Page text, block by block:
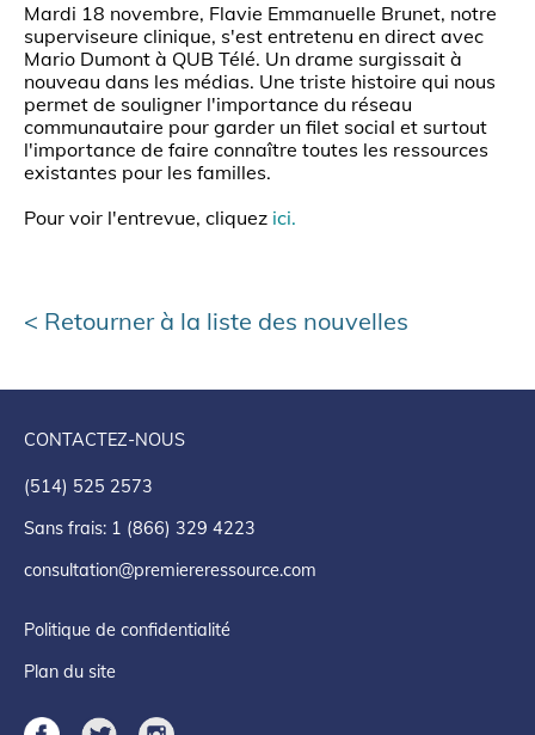
Mardi 18 novembre, Flavie Emmanuelle Brunet, notre
superviseure clinique, s'est entretenu en direct avec
Mario Dumont à QUB Télé. Un drame surgissait à
nouveau dans les médias. Une triste histoire qui nous
permet de souligner l'importance du réseau
communautaire pour garder un filet social et surtout
l'importance de faire connaître toutes les ressources
existantes pour les familles.
Pour voir l'entrevue, cliquez ici.
Retourner à la liste des nouvelles
CONTACTEZ-NOUS
(514) 525 2573
Sans frais: 1 (866) 329 4223
consultation@premiereressource.com
Politique de confidentialité
Plan du site